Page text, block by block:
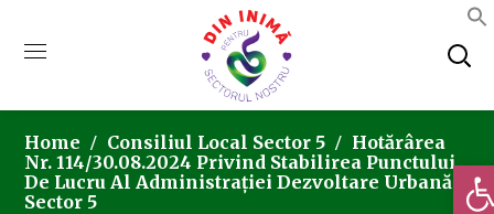
Home Consiliul Local Sector 5
Hotărârea
Nr. 114/30.08.2024 Privind Stabilirea Punctului
De Lucru Al Administrației Dezvoltare Urbană
Sector 5